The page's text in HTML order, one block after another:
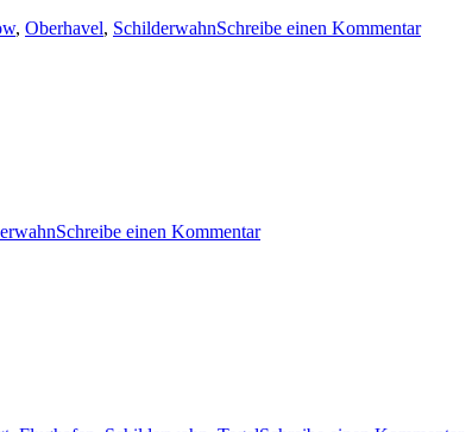
, Oberhavel, SchilderwahnSchreibe einen Kommentarzu
Schreibe einen Kommentarzu